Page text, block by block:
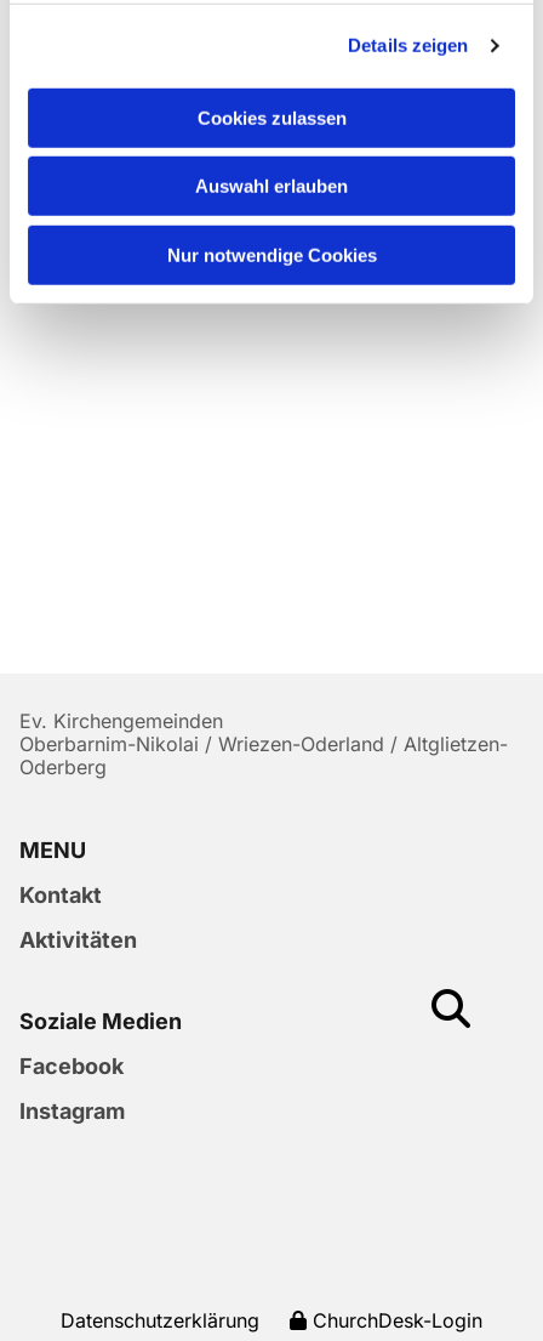
Details zeigen
Cookies zulassen
Auswahl erlauben
Nur notwendige Cookies
Ev. Kirchengemeinden
Oberbarnim-Nikolai / Wriezen-Oderland / Altglietzen-
Oderberg
MENU
Kontakt
Aktivitäten
Soziale Medien
Facebook
Instagram
Datenschutzerklärung ChurchDesk-Login